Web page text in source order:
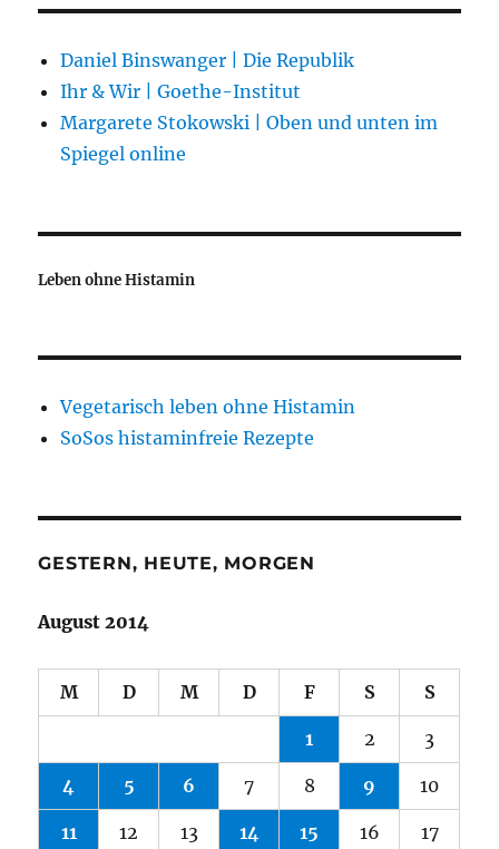
Daniel Binswanger | Die Republik
Ihr & Wir | Goethe-Institut
Margarete Stokowski | Oben und unten im
Spiegel online
Leben ohne Histamin
Vegetarisch leben ohne Histamin
SoSos histaminfreie Rezepte
GESTERN, HEUTE, MORGEN
August 2014
M D M D F S S
1 2 3
4 5 6 7 8 9 10
11 12 13 14 15 16 17